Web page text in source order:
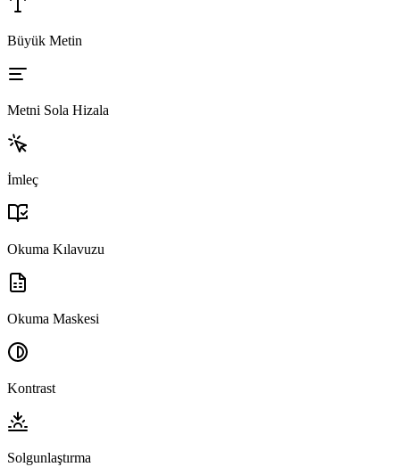
Büyük Metin
Metni Sola Hizala
İmleç
Okuma Kılavuzu
Okuma Maskesi
Kontrast
Solgunlaştırma